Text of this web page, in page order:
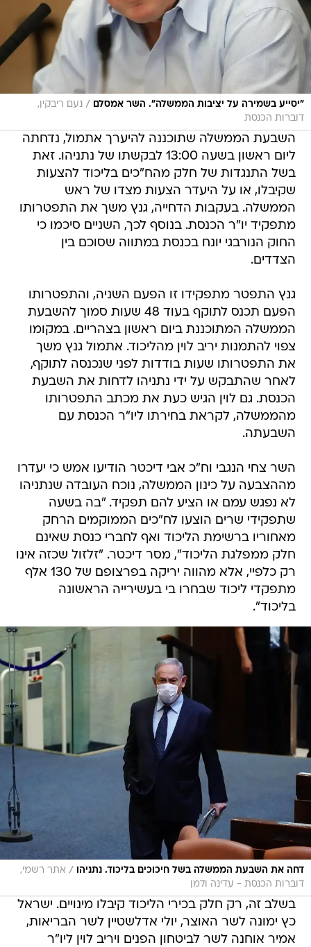
"יסייע בשמירה על יציבות הממשלה". השר אמסלם / נעם ריבקין,
דוברות הכנסת
השבעת הממשלה שתוכננה להיערך אתמול, נדחתה
ליום ראשון בשעה 13:00 לבקשתו של נתניהו. זאת
בשל התנגדות של חלק מהח"כים בליכוד להצעות
שקיבלו, או על היעדר הצעות מצדו של ראש
הממשלה. בעקבות הדחייה, גנץ משך את התפטרותו
מתפקיד יו"ר הכנסת. בנוסף לכך, השניים סיכמו כי
החוק הנורבגי יונח בכנסת במתווה שסוכם בין
הצדדים.
גנץ התפטר מתפקידו זו הפעם השניה, והתפטרותו
הפעם תכנס לתוקף בעוד 48 שעות סמוך להשבעת
הממשלה המתוכננת ביום ראשון בצהריים. במקומו
צפוי להתמנות יריב לוין מהליכוד. אתמול גנץ משך
את התפטרותו שעות בודדות לפני שנכנסה לתוקף,
לאחר שהתבקש על ידי נתניהו לדחות את השבעת
הכנסת. גם לוין הגיש כעת את מכתב התפטרותו
מהממשלה, לקראת בחירתו ליו"ר הכנסת עם
השבעתה.
השר צחי הנגבי וח"כ אבי דיכטר הודיעו אמש כי יעדרו
מההצבעה על כינון הממשלה, נוכח העובדה שנתניהו
לא נפגש עמם או הציע להם תפקיד. "בה בשעה
שתפקידי שרים הוצעו לח"כים הממוקמים הרחק
מאחוריו ברשימת הליכוד ואף לחברי כנסת שאינם
חלק ממפלגת הליכוד", מסר דיכטר. "זלזול שכזה אינו
רק כלפיי, אלא מהווה יריקה בפרצופם של 130 אלף
מתפקדי ליכוד שבחרו בי בעשירייה הראשונה
בליכוד".
דחה את השבעת הממשלה בשל חיכוכים בליכוד. נתניהו / אתר רשמי,
דוברות הכנסת - עדינה ולמן
בשלב זה, רק חלק בכירי הליכוד קיבלו מינויים. ישראל
כץ ימונה לשר האוצר, יולי אדלשטיין לשר הבריאות,
אמיר אוחנה לשר לביטחון הפנים ויריב לוין ליו"ר